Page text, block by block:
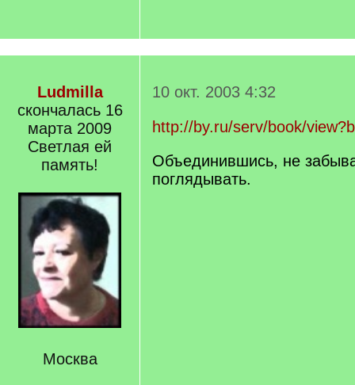
Ludmilla
скончалась 16
марта 2009
Светлая ей
память!
Москва
10 окт. 2003 4:32
http://by.ru/serv/book/
Объединившись, не
поглядывать.